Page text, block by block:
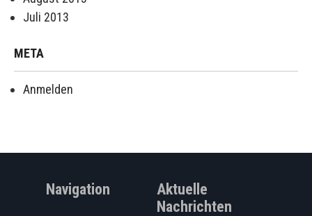
Juli 2013
META
Anmelden
Navigation
Aktuelle
Nachrichten